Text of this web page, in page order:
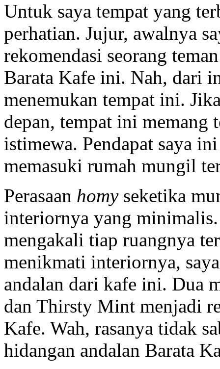
Untuk saya tempat yang
perhatian. Jujur, awalnya
rekomendasi seorang
Barata Kafe ini. Nah, dari
menemukan tempat ini.
depan, tempat ini memang
istimewa. Pendapat saya
memasuki rumah mungil
Perasaan homy seketika
interiornya yang
mengakali tiap ruangnya
menikmati interiornya,
andalan dari kafe ini. Dua
dan Thirsty Mint menjadi
Kafe. Wah, rasanya tidak
hidangan andalan Barata